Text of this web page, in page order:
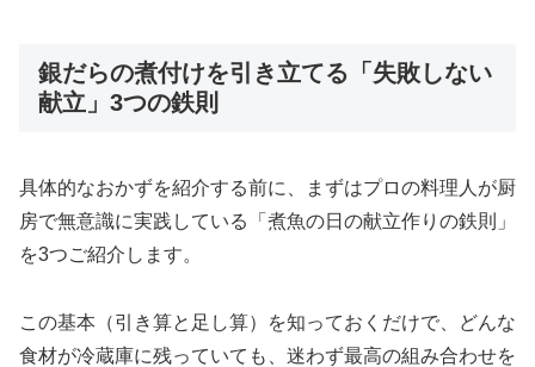
銀だらの煮付けを引き立てる「失敗しない
献立」3つの鉄則
具体的なおかずを紹介する前に、まずはプロの料理人が厨
房で無意識に実践している「煮魚の日の献立作りの鉄則」
を3つご紹介します。
この基本（引き算と足し算）を知っておくだけで、どんな
食材が冷蔵庫に残っていても、迷わず最高の組み合わせを